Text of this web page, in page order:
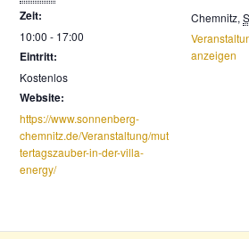
Zeit:
10:00 - 17:00
Eintritt:
Kostenlos
Website:
https://www.sonnenberg-
chemnitz.de/Veranstaltung/mut
tertagszauber-in-der-villa-
energy/
Chemnitz,
anzeigen